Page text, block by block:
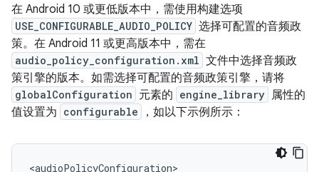
在 Android 10 或更低版本中，需使用构建选项
USE_CONFIGURABLE_AUDIO_POLICY 选择可配置的音频政
策。在 Android 11 或更高版本中，需在
audio_policy_configuration.xml 文件中选择音频政
策引擎的版本。如需选择可配置的音频政策引擎，请将
globalConfiguration 元素的 engine_library 属性的
值设置为 configurable ，如以下示例所示：
<audioPolicyConfiguration>